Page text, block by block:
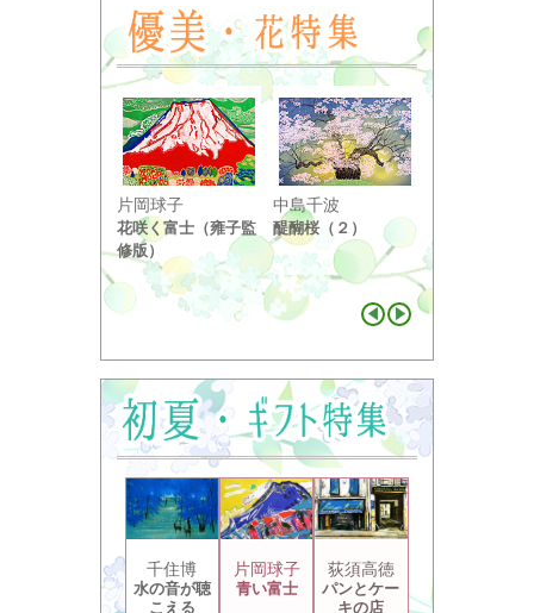
片岡球子
花咲く富士（雍子監
修版）
中島千波
醍醐桜（２）
り ...
千住博
水の音が聴
こえる
片岡球子
青い富士
荻須高徳
パンとケー
キの店